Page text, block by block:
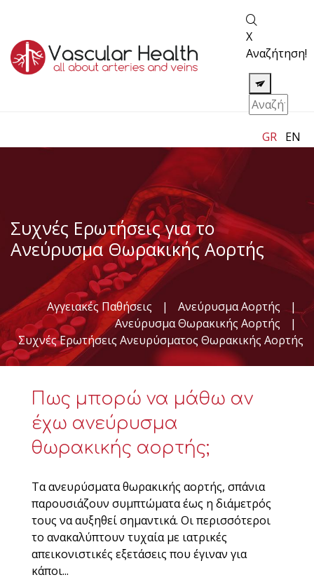
X
Αναζήτηση!
GR EN
Συχνές Ερωτήσεις για το
Ανεύρυσμα Θωρακικής Αορτής
Αγγειακές Παθήσεις | Ανεύρυσμα Αορτής
|
Ανεύρυσμα Θωρακικής Αορτής
|
Συχνές Ερωτήσεις Ανευρύσματος Θωρακικής Αορτής
Πως μπορώ να μάθω αν
έχω ανεύρυσμα
θωρακικής αορτής;
Τα ανευρύσματα θωρακικής αορτής, σπάνια
παρουσιάζουν συμπτώματα έως η διάμετρός
τους να αυξηθεί σημαντικά. Οι περισσότεροι
το ανακαλύπτουν τυχαία με ιατρικές
απεικονιστικές εξετάσεις που έγιναν για
κάποι...